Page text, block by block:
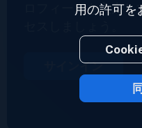
ロフィールを入力
サインイン
2023
用の許可を